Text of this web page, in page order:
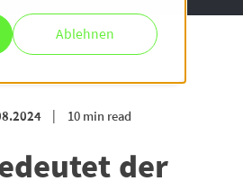
Ablehnen
10 min read
der